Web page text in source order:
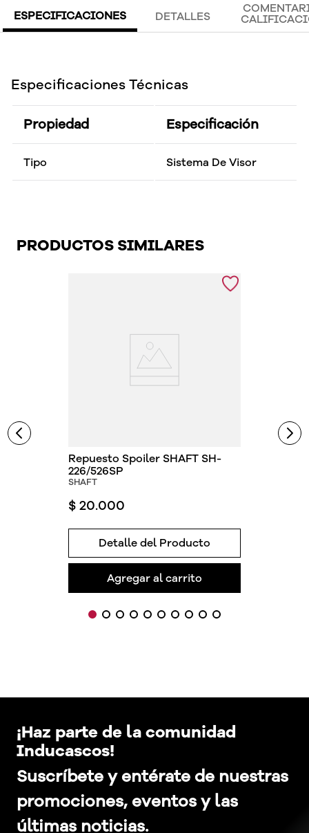
ESPECIFICACIONES DETALLES
Especificaciones Técnicas
Propiedad Especificación
Tipo Sistema De Visor
PRODUCTOS SIMILARES
Repuesto Spoiler SHAFT SH-
226/526SP
SHAFT
$ 20.000
Detalle del Producto
Agregar al carrito
¡Haz parte de la comunidad
Inducascos!
Suscríbete y entérate de nuestras
promociones, eventos y las
últimas noticias.